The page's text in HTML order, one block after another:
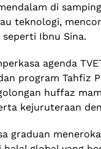
di
teknologi,
Ibnu Sina.
agenda
program Tahfiz
huffaz
kejuruteraan
graduan